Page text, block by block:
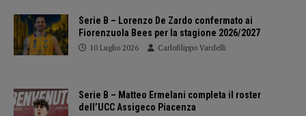
Serie B – Lorenzo De Zardo confermato ai
Fiorenzuola Bees per la stagione 2026/2027
10 Luglio 2026 Carlofilippo Vardelli
Serie B – Matteo Ermelani completa il roster
dell’UCC Assigeco Piacenza